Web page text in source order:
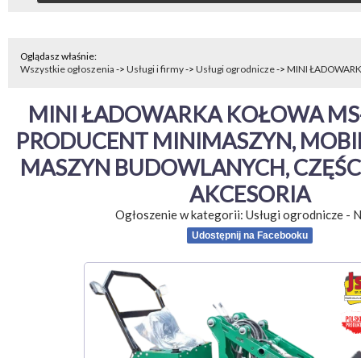
Oglądasz właśnie:
Wszystkie ogłoszenia -> Usługi i firmy-> Usługi ogrodnicze-> MINI
MINI ŁADOWARKA KOŁOWA
PRODUCENT MINIMASZYN,
MASZYN BUDOWLANYCH,
AKCESORIA
Ogłoszenie w kategorii: Usługi ogrodnicze -
Udostępnij na Facebooku